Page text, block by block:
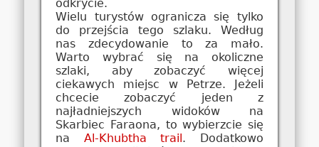
odkrycie.
Wielu turystów ogranicza się tylko
do przejścia tego szlaku. Według
nas zdecydowanie to za mało.
Warto wybrać się na okoliczne
szlaki, aby zobaczyć więcej
ciekawych miejsc w Petrze. Jeżeli
chcecie zobaczyć jeden z
najładniejszych widoków na
Skarbiec Faraona, to wybierzcie się
na Al-Khubtha trail. Dodatkowo